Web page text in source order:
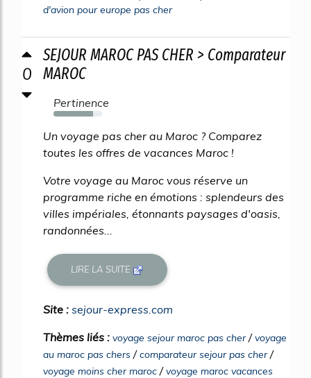
d'avion pour europe pas cher
0
SEJOUR MAROC PAS CHER > Comparateur
MAROC
Pertinence
81%
Un voyage pas cher au Maroc ? Comparez
toutes les offres de vacances Maroc !
Votre voyage au Maroc vous réserve un
programme riche en émotions : splendeurs des
villes impériales, étonnants paysages d'oasis,
randonnées...
LIRE LA SUITE
Site : sejour-express.com
Thèmes liés : voyage sejour maroc pas cher/voyage
au maroc pas chers /comparateur sejour pas cher/
voyage moins cher maroc /voyage maroc vacances